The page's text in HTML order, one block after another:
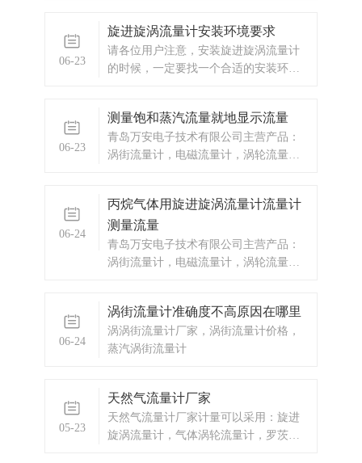
06-23
旋进旋涡流量计安装环境要求
请各位用户注意，安装旋进旋涡流量计
的时候，一定要找一个合适的安装环
气流量计，旋进旋涡流量计
06-23
测量饱和蒸汽流量就地显示流量
青岛万安电子技术有限公司主营产品：
涡街流量计，电磁流量计，涡轮流量
等，以及承接电气自动化项目。欢迎来
电咨询。
06-24
丙烷气体用旋进旋涡流量计流量计
测量流量
青岛万安电子技术有限公司主营产品：
涡街流量计，电磁流量计，涡轮流量
等，以及承接电气自动化项目。
06-24
涡街流量计准确度不高原因在哪里
涡涡街流量计厂家，涡街流量计价格，
蒸汽涡街流量计
05-23
天然气流量计厂家
天然气流量计厂家计量可以采用：旋进
旋涡流量计，气体涡轮流量计，罗茨